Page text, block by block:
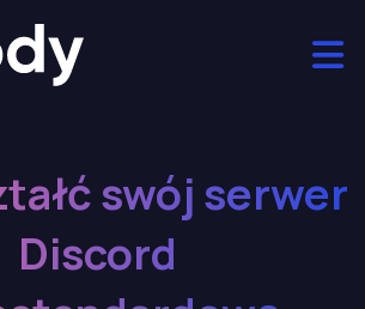
swój serwer
Discord